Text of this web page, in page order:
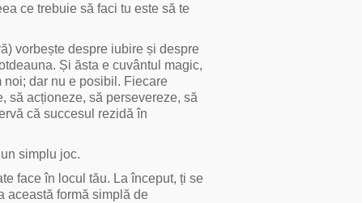
ce trebuie să faci tu este să te
vorbește despre iubire și despre
Și ăsta e cuvântul magic,
noi; dar nu e posibil. Fiecare
să acționeze, să persevereze, să
că succesul rezidă în
simplu joc.
face în locul tău. La început, ți se
această formă simplă de